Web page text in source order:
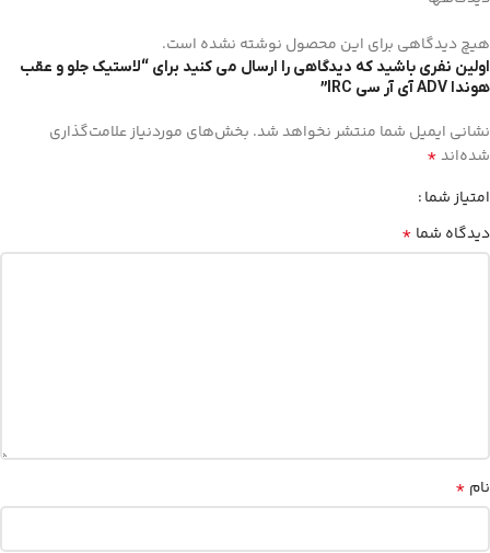
هیچ دیدگاهی برای این محصول نوشته نشده است.
اولین نفری باشید که دیدگاهی را ارسال می کنید برای “لاستیک جلو و عقب
هوندا ADV آی آر سی IRC”
نشانی ایمیل شما منتشر نخواهد شد. بخش‌های موردنیاز علامت‌گذاری
شده‌اند*
امتیاز شما
دیدگاه شما *
نام *